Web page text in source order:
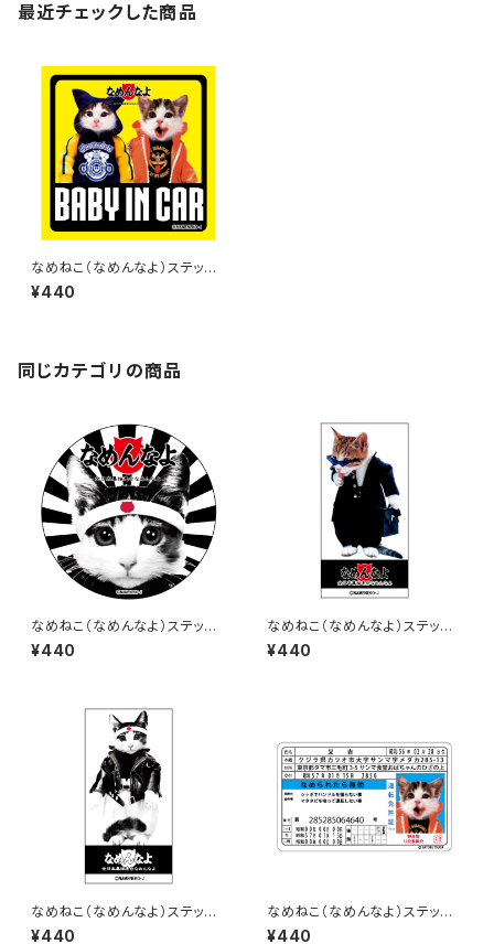
最近チェックした商品
なめねこ（なめんなよ）ステッカ
ー A-13
¥440
同じカテゴリの商品
なめねこ（なめんなよ）ステッカ
ー A-1
¥440
なめねこ（なめんなよ）ステッカ
ー B-16
¥440
なめねこ（なめんなよ）ステッカ
ー B-15
¥440
なめねこ（なめんなよ）ステッカ
ー D-1
¥440